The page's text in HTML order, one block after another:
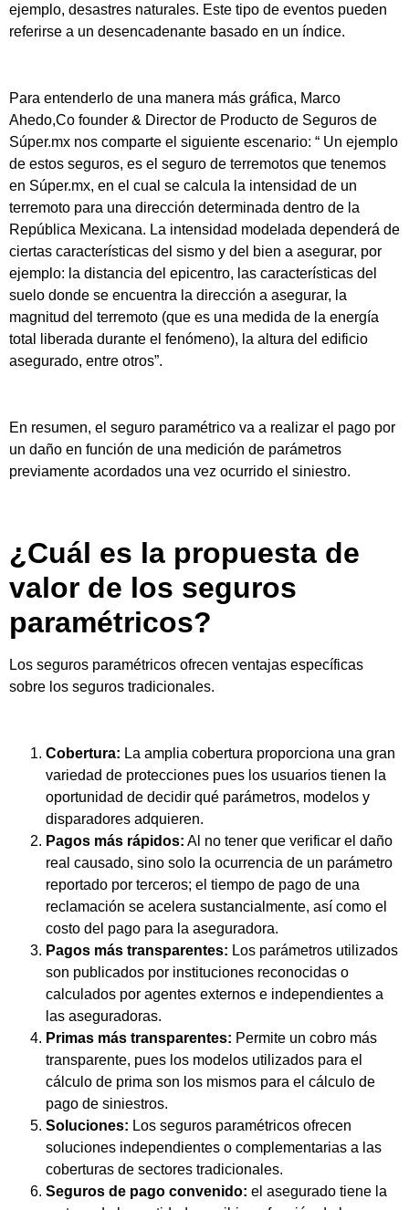
ejemplo, desastres naturales. Este tipo de eventos pueden
referirse a un desencadenante basado en un índice.
Para entenderlo de una manera más gráfica, Marco
Ahedo,Co founder & Director de Producto de Seguros de
Súper.mx nos comparte el siguiente escenario: “ Un ejemplo
de estos seguros, es el seguro de terremotos que tenemos
en Súper.mx, en el cual se calcula la intensidad de un
terremoto para una dirección determinada dentro de la
República Mexicana. La intensidad modelada dependerá de
ciertas características del sismo y del bien a asegurar, por
ejemplo: la distancia del epicentro, las características del
suelo donde se encuentra la dirección a asegurar, la
magnitud del terremoto (que es una medida de la energía
total liberada durante el fenómeno), la altura del edificio
asegurado, entre otros”.
En resumen, el seguro paramétrico va a realizar el pago por
un daño en función de una medición de parámetros
previamente acordados una vez ocurrido el siniestro.
¿Cuál es la propuesta de
valor de los seguros
paramétricos?
Los seguros paramétricos ofrecen ventajas específicas
sobre los seguros tradicionales.
Cobertura: La amplia cobertura proporciona una gran
variedad de protecciones pues los usuarios tienen la
oportunidad de decidir qué parámetros, modelos y
disparadores adquieren.
Pagos más rápidos: Al no tener que verificar el daño
real causado, sino solo la ocurrencia de un parámetro
reportado por terceros; el tiempo de pago de una
reclamación se acelera sustancialmente, así como el
costo del pago para la aseguradora.
Pagos más transparentes: Los parámetros utilizados
son publicados por instituciones reconocidas o
calculados por agentes externos e independientes a
las aseguradoras.
Primas más transparentes: Permite un cobro más
transparente, pues los modelos utilizados para el
cálculo de prima son los mismos para el cálculo de
pago de siniestros.
Soluciones: Los seguros paramétricos ofrecen
soluciones independientes o complementarias a las
coberturas de sectores tradicionales.
Seguros de pago convenido: el asegurado tiene la